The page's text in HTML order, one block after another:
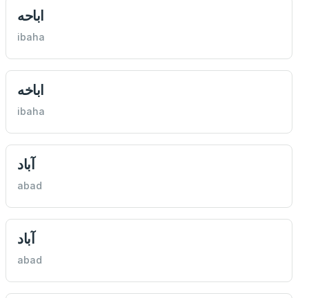
اباحه
ibaha
اباخه
ibaha
آباد
abad
آباد
abad